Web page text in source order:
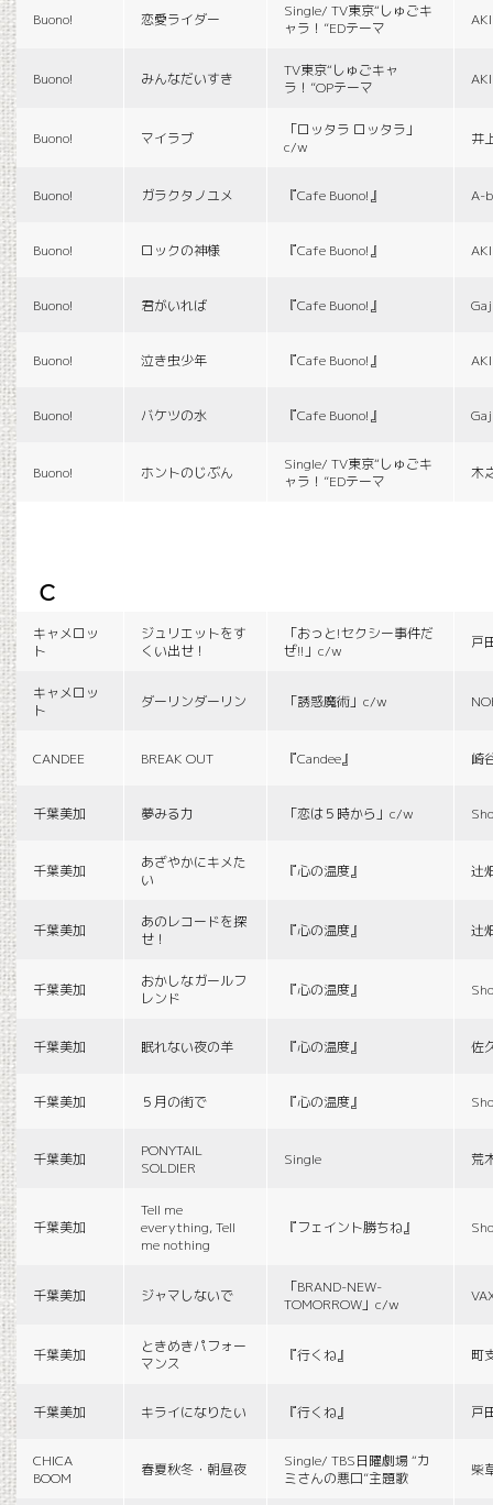
Buono! 恋愛ライダー
Single/ TV東京“しゅごキ
ャラ！”EDテーマ
Buono! みんなだいすき
TV東京“しゅごキャ
ラ！”OPテーマ
Buono! マイラブ
「ロッタラ ロッタラ」
c/w
井
Buono! ガラクタノユメ 『Cafe Buono!』 A-
Buono! ロックの神様 『Cafe Buono!』
Buono! 君がいれば 『Cafe Buono!』
Buono! 泣き虫少年 『Cafe Buono!』
Buono! バケツの水 『Cafe Buono!』
Buono! ホントのじぶん
Single/ TV東京“しゅごキ
ャラ！”EDテーマ
木
c
キャメロッ
ト
ジュリエットをす
くい出せ！
「おっと!セクシー事件だ
ぜ!!」c/w
戸
キャメロッ
ト
ダーリンダーリン 「誘惑魔術」c/w
CANDEE BREAK OUT 『Candee』 崎
千葉美加 夢みる力 「恋は５時から」c/w
千葉美加
あざやかにキメた
い
『心の温度』 辻
千葉美加
あのレコードを探
せ！
『心の温度』 辻
千葉美加
おかしなガールフ
レンド
『心の温度』
千葉美加 眠れない夜の羊 『心の温度』 佐
千葉美加 ５月の街で 『心の温度』
千葉美加
PONYTAIL
SOLDIER
Single 荒
千葉美加
Tell me
everything, Tell
me nothing
『フェイント勝ちね』
千葉美加 ジャマしないで
「BRAND-NEW-
TOMORROW」c/w
千葉美加
ときめきパフォー
マンス
『行くね』 町
千葉美加 キライになりたい 『行くね』 戸
CHICA
BOOM
春夏秋冬・朝昼夜
Single/ TBS日曜劇場 “カ
ミさんの悪口”主題歌
柴